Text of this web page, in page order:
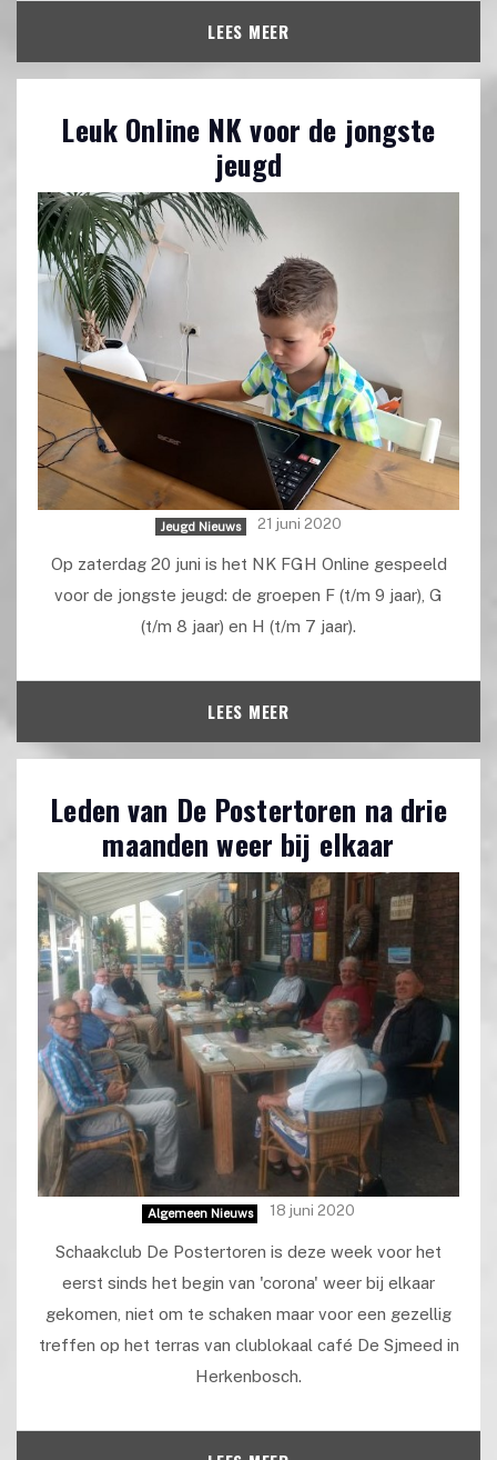
LEES MEER
Leuk Online NK voor de jongste
jeugd
Jeugd Nieuws 21 juni 2020
Op zaterdag 20 juni is het NK FGH Online gespeeld
voor de jongste jeugd: de groepen F (t/m 9 jaar), G
(t/m 8 jaar) en H (t/m 7 jaar).
LEES MEER
Leden van De Postertoren na drie
maanden weer bij elkaar
Algemeen Nieuws 18 juni 2020
Schaakclub De Postertoren is deze week voor het
eerst sinds het begin van 'corona' weer bij elkaar
gekomen, niet om te schaken maar voor een gezellig
treffen op het terras van clublokaal café De Sjmeed in
Herkenbosch.